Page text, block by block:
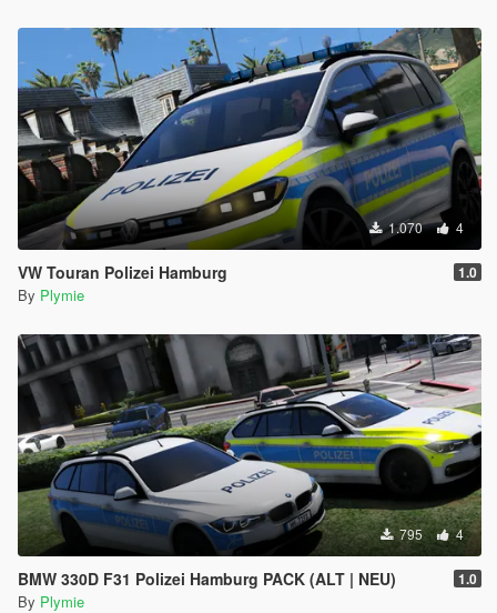
1.070 4
VW Touran Polizei Hamburg 1.0
By Plymie
795 4
BMW 330D F31 Polizei Hamburg PACK (ALT | NEU) 1.0
By Plymie